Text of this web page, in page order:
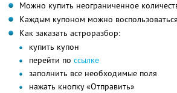
Можно купить неограниченное
Каждым купоном можно
Как заказать астроразбор:
купить купон
перейти по ссылке
заполнить все необходимые поля
нажать кнопку «Отправить»